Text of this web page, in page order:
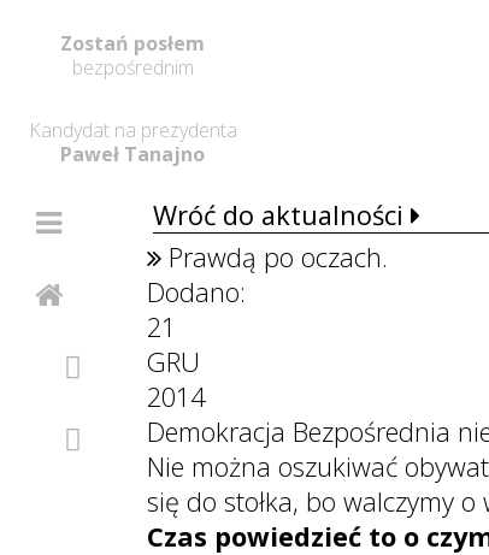
Wróć do aktualności
Prawdą po oczach.
Dodano:
21
GRU
2014
Demokracja Bezpośrednia
Nie można oszukiwać
się do stołka, bo walczymy
Czas powiedzieć to o
Zostań posłem
bezpośrednim
Kandydat na prezydenta
Paweł Tanajno